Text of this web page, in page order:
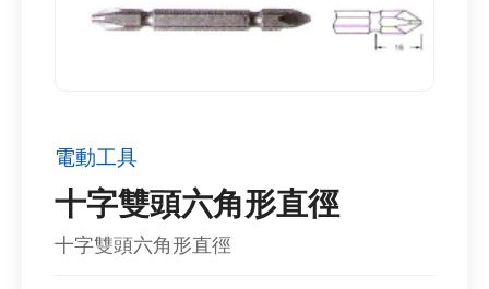
電動工具
十字雙頭六角形直徑
十字雙頭六角形直徑